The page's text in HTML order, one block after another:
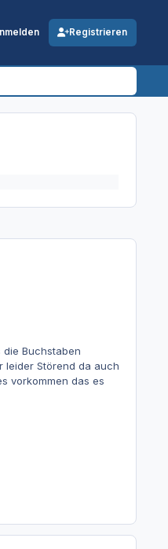
Registrieren
Buchstaben
leider Störend da auch
vorkommen das es